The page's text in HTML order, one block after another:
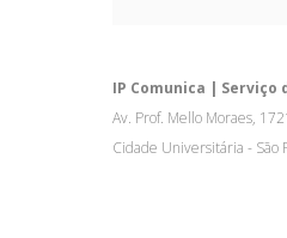
IP Comunica |
Av. Prof. Mello Moraes,
Cidade Universitária - São